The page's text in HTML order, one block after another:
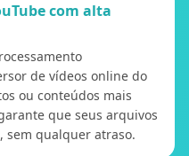
com alta
de vídeos online do
ou conteúdos mais
que seus arquivos
sem qualquer atraso.